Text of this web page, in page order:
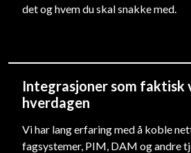
det og hvem du skal snakke med.
Integrasjoner som faktisk
hverdagen
Vi har lang erfaring med å koble
fagsystemer, PIM, DAM og andre